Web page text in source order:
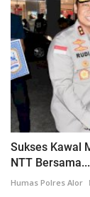
Sukses Kawal
NTT Bersama...
Humas Polres Alor